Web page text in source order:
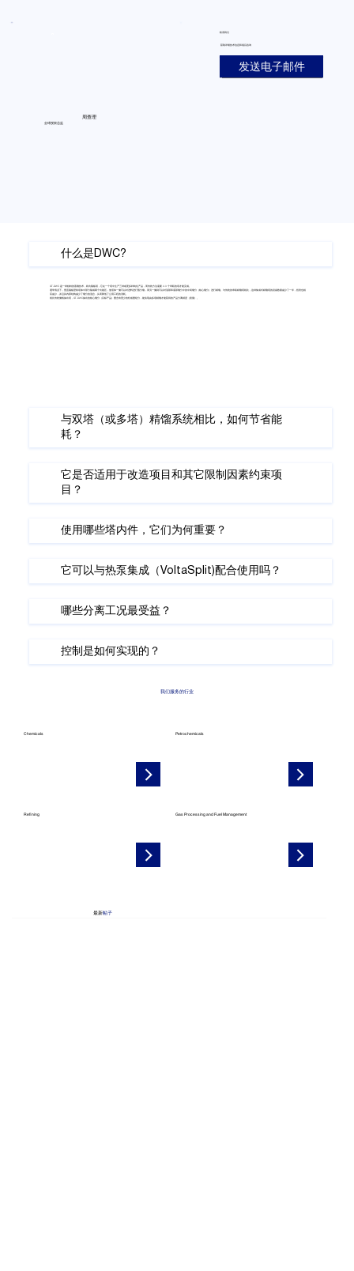
周查理
全球授权总监
联系我们
获取详细技术信息和项目咨询
发送电子邮件
什么是DWC?
GT-DWC 是一种独特的蒸馏技术，称为隔板塔，它在一个塔中生产三种或更多种纯化产品，而传统方法需要 2-3 个串联的塔才能完成。
通常情况下，垂直隔板壁将塔体中部分隔成两个功能区，使塔体一侧可以对进料进行预分馏，而另一侧则可以对顶部和底部馏分中的中间馏分（核心馏分）进行精馏。与传统的串联精馏塔相比，这种集成式精馏塔的设备数量减少了一半，投资也相
应减少，并且其内部结构减少了馏分的混合，从而降低了公用工程的消耗。
相比传统侧线抽出塔，GT-DWC抽出的核心馏分（目标产品）重含有更少的轻或重组分，能实现由多塔精馏才能获得的产品分离精度（质量）。
与双塔（或多塔）精馏系统相比，如何节省能
耗？
它是否适用于改造项目和其它限制因素约束项
目？
使用哪些塔内件，它们为何重要？
它可以与热泵集成（VoltaSplit)配合使用吗？
哪些分离工况最受益？
控制是如何实现的？
最新帖子
我们服务的行业
Chemicals Petrochemicals
Refining Gas Processing and Fuel Management